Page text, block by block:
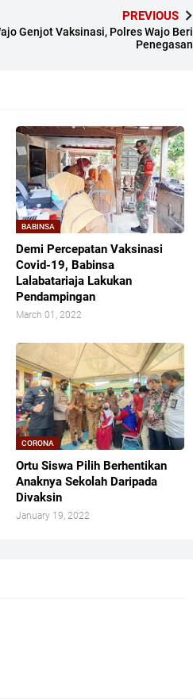
PREVIOUS
Genjot Vaksinasi, Polres Wajo Beri
Penegasan
BABINSA
Demi Percepatan Vaksinasi
Covid-19, Babinsa
Lalabatariaja Lakukan
Pendampingan
March 01, 2022
CORONA
Ortu Siswa Pilih Berhentikan
Anaknya Sekolah Daripada
Divaksin
January 19, 2022